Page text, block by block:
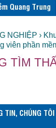
Quang Trung
NGHIỆP ›
viên phần
TÌM
TIN, CHÚNG